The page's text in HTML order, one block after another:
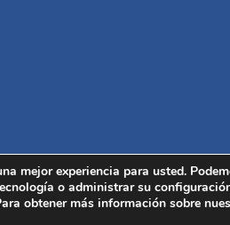
mejor experiencia para usted.
o administrar su
obtener más información sobre